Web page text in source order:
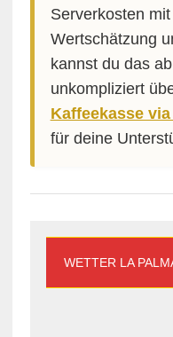
Serverkosten
Wertschätzung
kannst du das
unkompliziert
Kaffeekasse via
für deine
WETTER LA